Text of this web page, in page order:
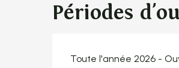
Périodes
Toute l'année 2026 -